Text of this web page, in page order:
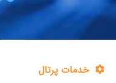
خدمات پرتال